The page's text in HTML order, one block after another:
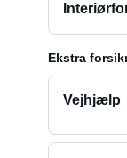
Ekstra
Vejhjælp